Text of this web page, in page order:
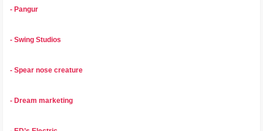
- Pangur
- Swing Studios
- Spear nose creature
- Dream marketing